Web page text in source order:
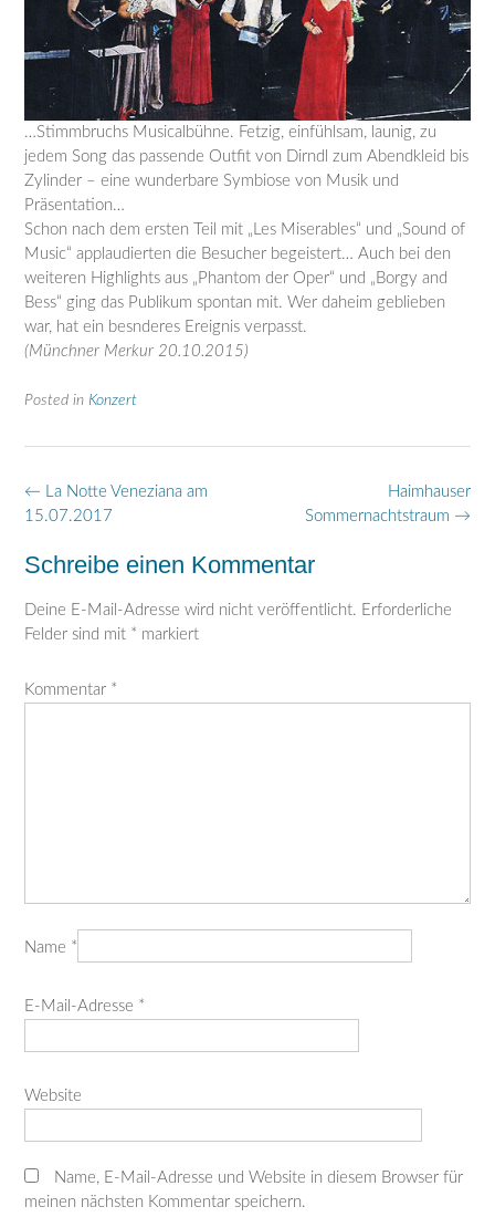
…Stimmbruchs Musicalbühne. Fetzig, einfühlsam, launig, zu
jedem Song das passende Outfit von Dirndl zum Abendkleid bis
Zylinder – eine wunderbare Symbiose von Musik und
Präsentation…
Schon nach dem ersten Teil mit „Les Miserables“ und „Sound of
Music“ applaudierten die Besucher begeistert… Auch bei den
weiteren Highlights aus „Phantom der Oper“ und „Borgy and
Bess“ ging das Publikum spontan mit. Wer daheim geblieben
war, hat ein besnderes Ereignis verpasst.
(Münchner Merkur 20.10.2015)
Posted in Konzert
Post
navigation
Haimhauser
Sommernachtstraum →
← La Notte Veneziana am
15.07.2017
Schreibe einen Kommentar
Deine E-Mail-Adresse wird nicht veröffentlicht. Erforderliche
Felder sind mit * markiert
Kommentar *
Name *
E-Mail-Adresse *
Website
Name, E-Mail-Adresse und Website in diesem Browser für
meinen nächsten Kommentar speichern.